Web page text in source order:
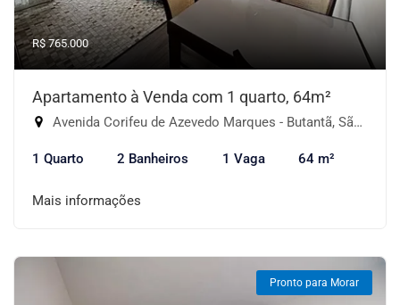
R$ 765.000
Apartamento à Venda com 1 quarto, 64m²
Avenida Corifeu de Azevedo Marques - Butantã, São Paulo-SP
1 Quarto 2 Banheiros 1 Vaga 64 m²
Mais informações
Pronto para Morar